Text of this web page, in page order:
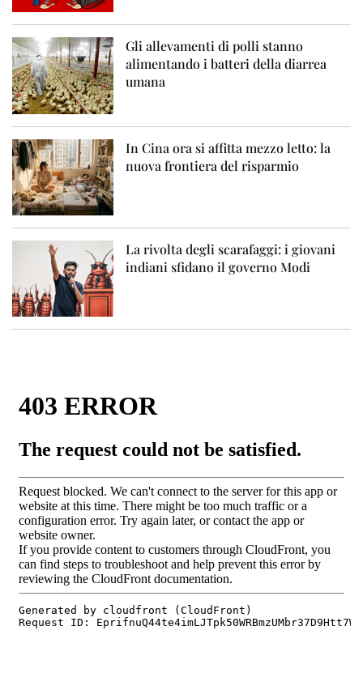
Gli allevamenti di polli stanno
alimentando i batteri della diarrea
umana
In Cina ora si affitta mezzo letto: la
nuova frontiera del risparmio
La rivolta degli scarafaggi: i giovani
indiani sfidano il governo Modi